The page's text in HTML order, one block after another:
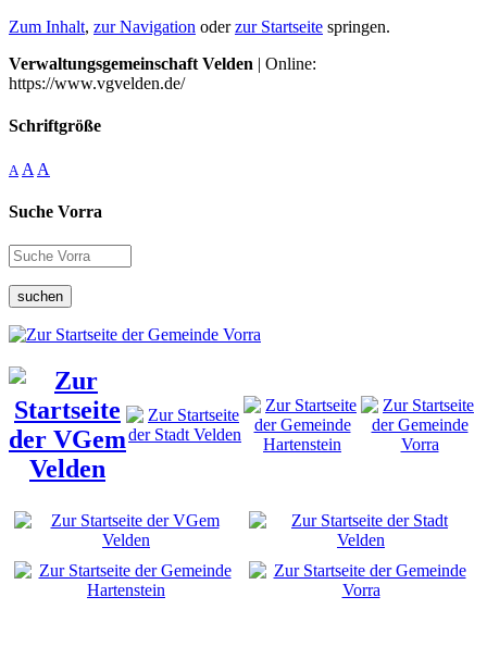
Zum Inhalt, zur Navigation oderzur Startseite springen.
Verwaltungsgemeinschaft Velden | Online:
https://www.vgvelden.de/
Schriftgröße
A A A
Suche Vorra
suchen